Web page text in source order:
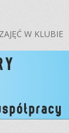
W KLUBIE